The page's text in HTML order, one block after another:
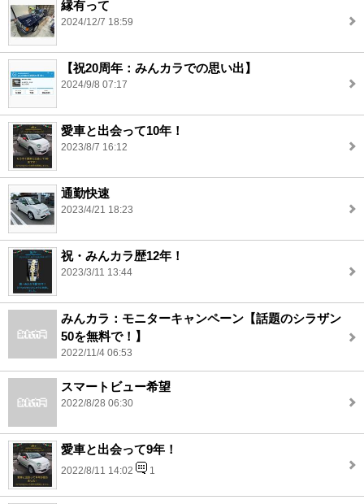
縁有って
2024/12/7 18:59
【祝20周年：みんカラでの思い出】
2024/9/8 07:17
愛車と出会って10年！
2023/8/7 16:12
通勤快速
2023/4/21 18:23
祝・みんカラ歴12年！
2023/3/11 13:44
みんカラ：モニターキャンペーン【話題のシラザン
50を無料で！】
2022/11/4 06:53
スマートビュー希望
2022/8/28 06:30
愛車と出会って9年！
2022/8/11 14:02 1